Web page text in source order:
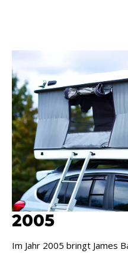
2005
Im Jahr 2005 bringt James